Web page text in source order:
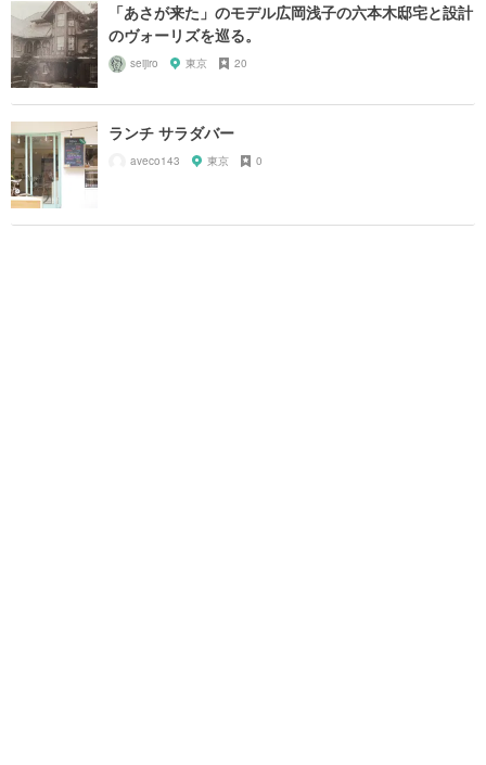
「あさが来た」のモデル広岡浅子の六本木邸宅と設計
のヴォーリズを巡る。
seijiro 東京 20
ランチ サラダバー
aveco143 東京 0